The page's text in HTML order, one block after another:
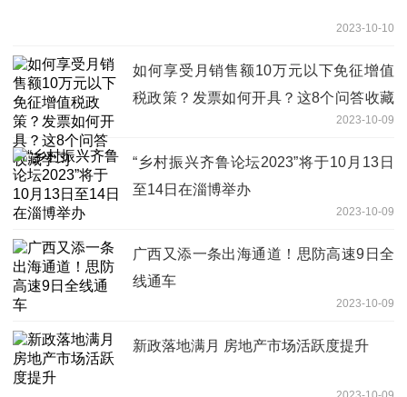
2023-10-10
如何享受月销售额10万元以下免征增值
税政策？发票如何开具？这8个问答收藏
2023-10-09
“乡村振兴齐鲁论坛2023”将于10月13日
至14日在淄博举办
2023-10-09
广西又添一条出海通道！思防高速9日全
线通车
2023-10-09
新政落地满月 房地产市场活跃度提升